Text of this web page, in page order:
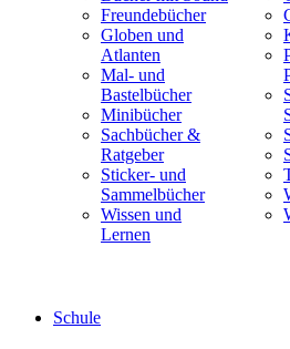
Freundebücher
Globen und
Atlanten
Mal- und
Bastelbücher
Minibücher
Sachbücher &
Ratgeber
Sticker- und
Sammelbücher
Wissen und
Lernen
Schule